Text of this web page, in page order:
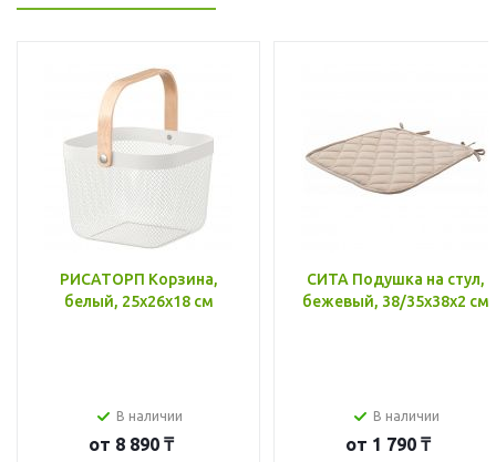
РИСАТОРП Корзина,
белый, 25x26x18 см
В наличии
от 8 890 ₸
СИТА Подушка на стул,
бежевый, 38/35x38x2 см
В наличии
от 1 790 ₸